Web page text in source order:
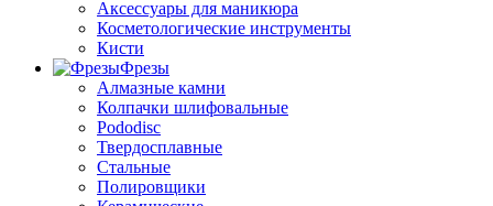
Аксессуары для маникюра
Косметологические инструменты
Кисти
Фрезы
Алмазные камни
Колпачки шлифовальные
Pododisc
Твердосплавные
Стальные
Полировщики